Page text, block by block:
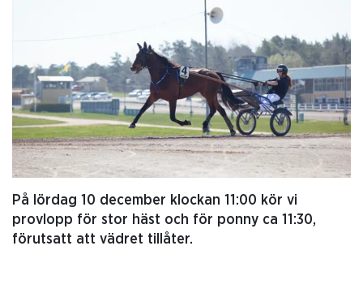
På lördag 10 december klockan 11:00 kör vi
provlopp för stor häst och för ponny ca 11:30,
förutsatt att vädret tillåter.